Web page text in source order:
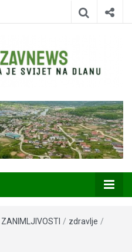
Zavnews
ZANIMLJIVOSTI / zdravlje /